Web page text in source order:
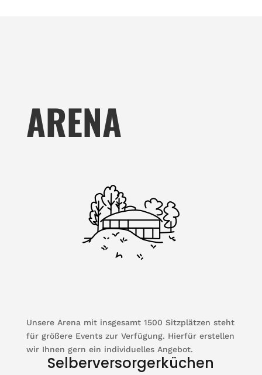
ARENA
Unsere Arena mit insgesamt 1500 Sitzplätzen steht
für größere Events zur Verfügung. Hierfür erstellen
wir Ihnen gern ein individuelles Angebot.
Selberversorgerküchen